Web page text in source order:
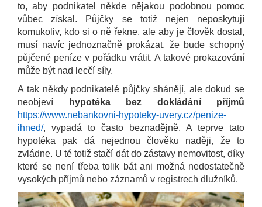
to, aby podnikatel někde nějakou podobnou pomoc
vůbec získal. Půjčky se totiž nejen neposkytují
komukoliv, kdo si o ně řekne, ale aby je člověk dostal,
musí navíc jednoznačně prokázat, že bude schopný
půjčené peníze v pořádku vrátit. A takové prokazování
může být nad lecčí síly.
A tak někdy podnikatelé půjčky shánějí, ale dokud se
neobjeví
hypotéka bez dokládání příjmů
https://www.nebankovni-hypoteky-uvery.cz/penize-
ihned/, vypadá to často beznadějně. A teprve tato
hypotéka pak dá nejednou člověku naději, že to
zvládne. U té totiž stačí dát do zástavy nemovitost, díky
které se není třeba tolik bát ani možná nedostatečně
vysokých příjmů nebo záznamů v registrech dlužníků.